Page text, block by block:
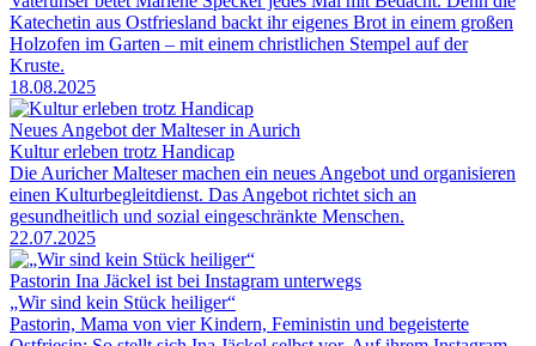
Katechetin aus Ostfriesland backt ihr eigenes Brot in einem großen
Holzofen im Garten – mit einem christlichen Stempel auf der
Kruste.
18.08.2025
Neues Angebot der Malteser in Aurich
Kultur erleben trotz Handicap
Die Auricher Malteser machen ein neues Angebot und organisieren
einen Kulturbegleitdienst. Das Angebot richtet sich an
gesundheitlich und sozial eingeschränkte Menschen.
22.07.2025
Pastorin Ina Jäckel ist bei Instagram unterwegs
„Wir sind kein Stück heiliger“
Pastorin, Mama von vier Kindern, Feministin und begeisterte